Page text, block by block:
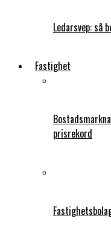
Ledarsvep: så
Fastighet
prisrekord